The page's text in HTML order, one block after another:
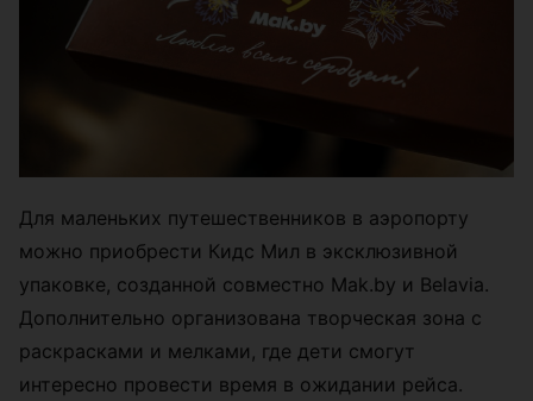
Для маленьких путешественников в аэропорту
можно приобрести Кидс Мил в эксклюзивной
упаковке, созданной совместно Mak.by и Belavia.
Дополнительно организована творческая зона с
раскрасками и мелками, где дети смогут
интересно провести время в ожидании рейса.